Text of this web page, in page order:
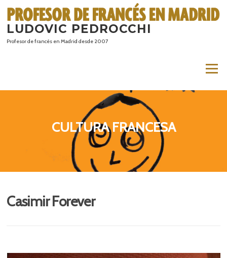
contenido
LUDOVIC PEDROCCHI
Profesor de francés en Madrid desde 2007
Menú
CULTURA FRANCESA
Casimir Forever